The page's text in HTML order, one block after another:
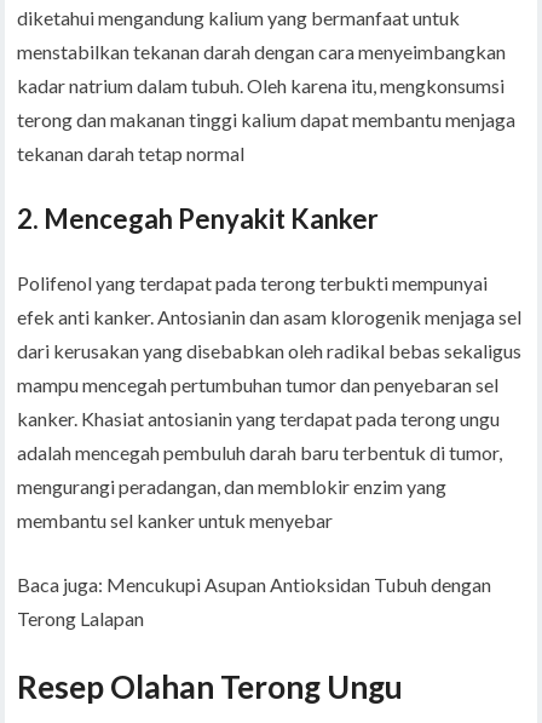
diketahui mengandung kalium yang bermanfaat untuk
menstabilkan tekanan darah dengan cara menyeimbangkan
kadar natrium dalam tubuh. Oleh karena itu, mengkonsumsi
terong dan makanan tinggi kalium dapat membantu menjaga
tekanan darah tetap normal
2. Mencegah Penyakit Kanker
Polifenol yang terdapat pada terong terbukti mempunyai
efek anti kanker. Antosianin dan asam klorogenik menjaga sel
dari kerusakan yang disebabkan oleh radikal bebas sekaligus
mampu mencegah pertumbuhan tumor dan penyebaran sel
kanker. Khasiat antosianin yang terdapat pada terong ungu
adalah mencegah pembuluh darah baru terbentuk di tumor,
mengurangi peradangan, dan memblokir enzim yang
membantu sel kanker untuk menyebar
Baca juga: Mencukupi Asupan Antioksidan Tubuh dengan
Terong Lalapan
Resep Olahan Terong Ungu